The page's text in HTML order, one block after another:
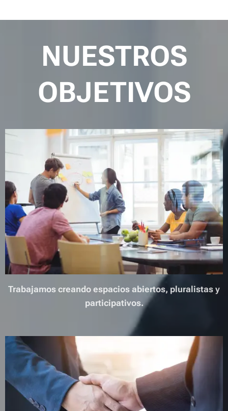
NUESTROS
OBJETIVOS
Trabajamos creando espacios abiertos, pluralistas y
participativos.